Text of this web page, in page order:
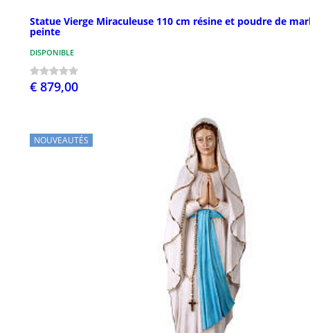
Statue Vierge Miraculeuse 110 cm résine et poudre de
peinte
DISPONIBLE
€ 879,00
NOUVEAUTÉS